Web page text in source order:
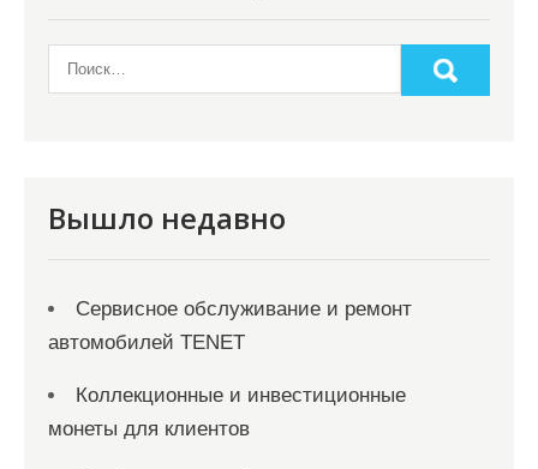
Вышло недавно
Сервисное обслуживание и ремонт
автомобилей TENET
Коллекционные и инвестиционные
монеты для клиентов